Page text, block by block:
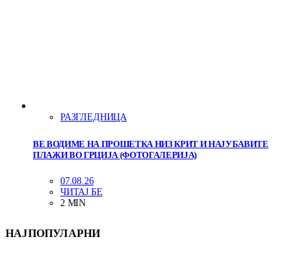
РАЗГЛЕДНИЦА
ВЕ ВОДИМЕ НА ПРОШЕТКА НИЗ КРИТ И НАЈУБАВИТЕ
ПЛАЖИ ВО ГРЦИЈА (ФОТОГАЛЕРИЈА)
07.08.26
ЧИТАЈ БЕ
2 MIN
НАЈПОПУЛАРНИ